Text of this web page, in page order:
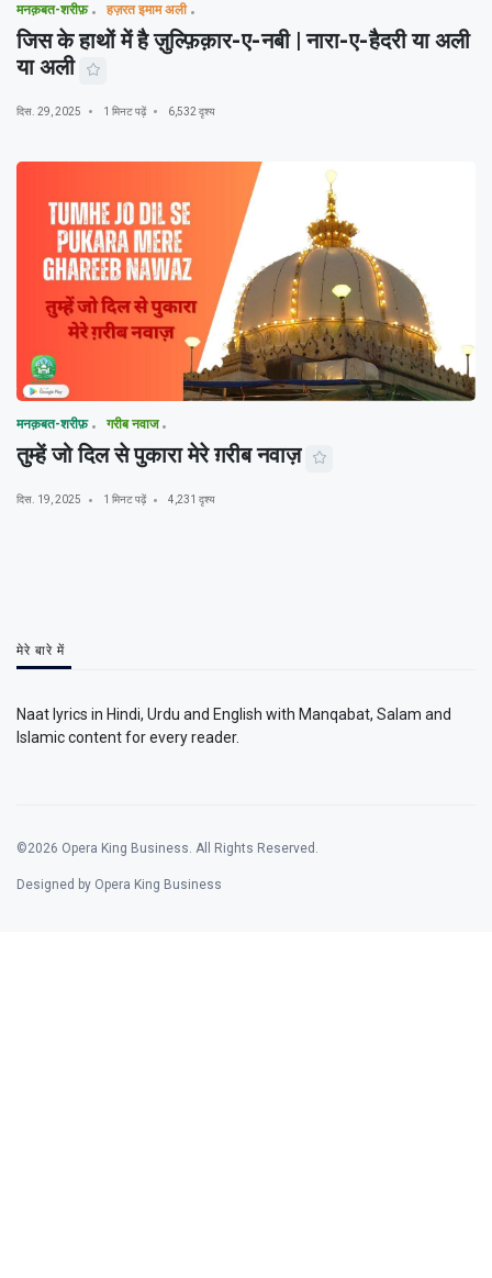
मनक़बत-शरीफ़ हज़रत इमाम अली
जिस के हाथों में है ज़ुल्फ़िक़ार-ए-नबी | नारा-ए-हैदरी या अली
या अली
दिस. 29, 2025 1 मिनट पढ़ें 6,532 दृश्य
मनक़बत-शरीफ़ गरीब नवाज
तुम्हें जो दिल से पुकारा मेरे ग़रीब नवाज़
दिस. 19, 2025 1 मिनट पढ़ें 4,231 दृश्य
मेरे बारे में
Naat lyrics in Hindi, Urdu and English with Manqabat, Salam and
Islamic content for every reader.
©2026 Opera King Business. All Rights Reserved.
Designed by Opera King Business